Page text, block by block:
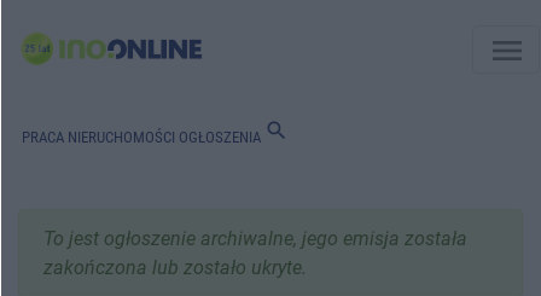
menu
PRACA NIERUCHOMOŚCI OGŁOSZENIA search
To jest ogłoszenie archiwalne, jego emisja została
zakończona lub zostało ukryte.